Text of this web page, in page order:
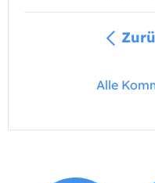
Alle